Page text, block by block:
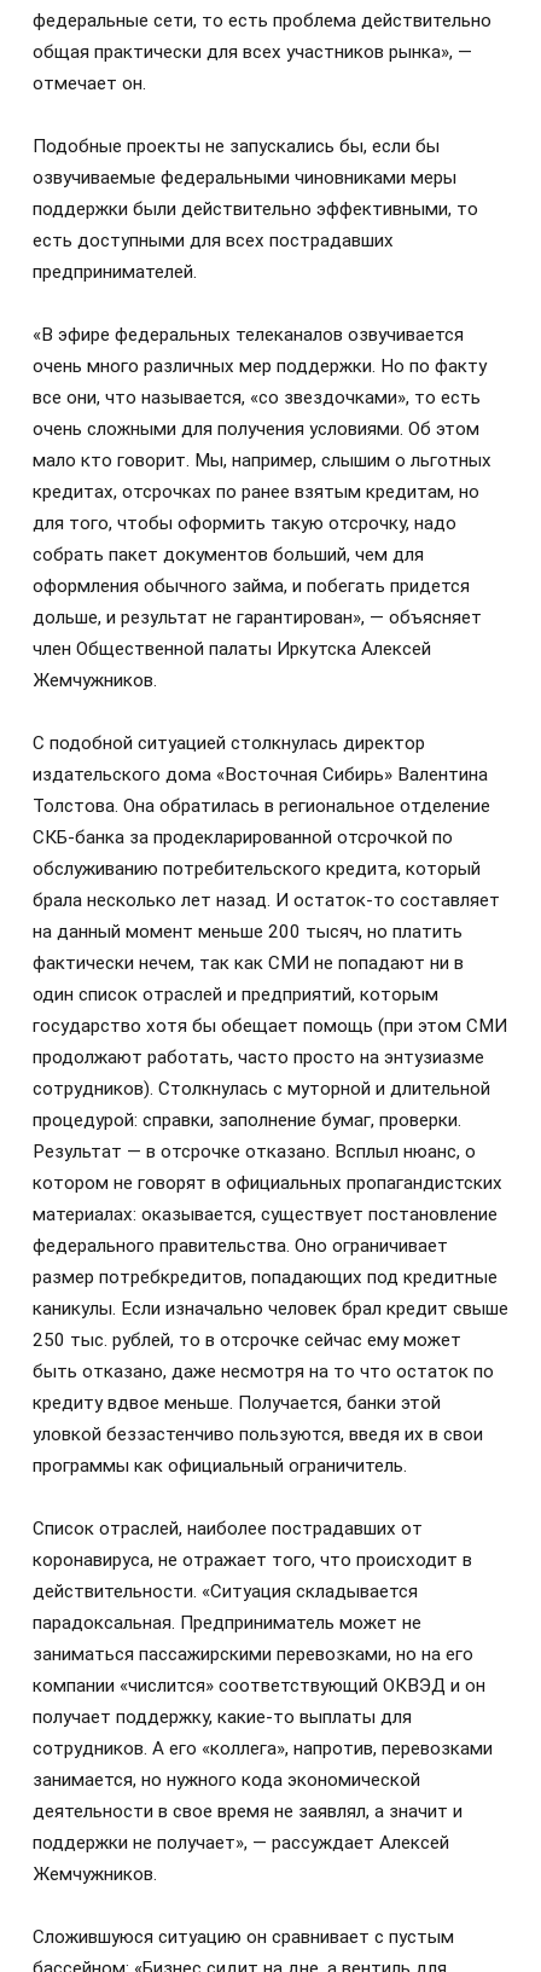
федеральные сети, то есть проблема действительно
общая практически для всех участников рынка», —
отмечает он.
Подобные проекты не запускались бы, если бы
озвучиваемые федеральными чиновниками меры
поддержки были действительно эффективными, то
есть доступными для всех пострадавших
предпринимателей.
«В эфире федеральных телеканалов озвучивается
очень много различных мер поддержки. Но по факту
все они, что называется, «со звездочками», то есть
очень сложными для получения условиями. Об этом
мало кто говорит. Мы, например, слышим о льготных
кредитах, отсрочках по ранее взятым кредитам, но
для того, чтобы оформить такую отсрочку, надо
собрать пакет документов больший, чем для
оформления обычного займа, и побегать придется
дольше, и результат не гарантирован», — объясняет
член Общественной палаты Иркутска Алексей
Жемчужников.
С подобной ситуацией столкнулась директор
издательского дома «Восточная Сибирь» Валентина
Толстова. Она обратилась в региональное отделение
СКБ-банка за продекларированной отсрочкой по
обслуживанию потребительского кредита, который
брала несколько лет назад. И остаток-то составляет
на данный момент меньше 200 тысяч, но платить
фактически нечем, так как СМИ не попадают ни в
один список отраслей и предприятий, которым
государство хотя бы обещает помощь (при этом СМИ
продолжают работать, часто просто на энтузиазме
сотрудников). Столкнулась с муторной и длительной
процедурой: справки, заполнение бумаг, проверки.
Результат — в отсрочке отказано. Всплыл нюанс, о
котором не говорят в официальных пропагандистских
материалах: оказывается, существует постановление
федерального правительства. Оно ограничивает
размер потребкредитов, попадающих под кредитные
каникулы. Если изначально человек брал кредит свыше
250 тыс. рублей, то в отсрочке сейчас ему может
быть отказано, даже несмотря на то что остаток по
кредиту вдвое меньше. Получается, банки этой
уловкой беззастенчиво пользуются, введя их в свои
программы как официальный ограничитель.
Список отраслей, наиболее пострадавших от
коронавируса, не отражает того, что происходит в
действительности. «Ситуация складывается
парадоксальная. Предприниматель может не
заниматься пассажирскими перевозками, но на его
компании «числится» соответствующий ОКВЭД и он
получает поддержку, какие-то выплаты для
сотрудников. А его «коллега», напротив, перевозками
занимается, но нужного кода экономической
деятельности в свое время не заявлял, а значит и
поддержки не получает», — рассуждает Алексей
Жемчужников.
Сложившуюся ситуацию он сравнивает с пустым